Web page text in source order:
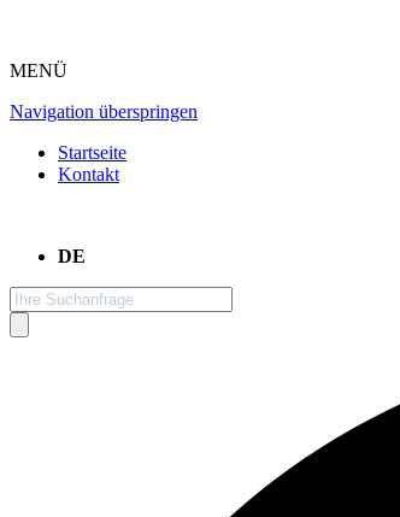
MENÜ
Navigation überspringen
Startseite
Kontakt
DE